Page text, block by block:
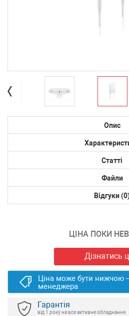
Опис
Статті
Файли
Відгуки
ЦІНА ПОКИ
Дізнатись
Ціна може бути нижчою
менеджера
Гарантія
від 1 року на все активне обладнання